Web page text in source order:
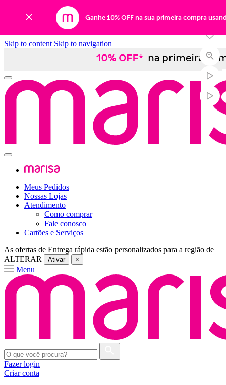
Ganhe 10% OFF na sua primeira compra
Skip to content Skip to navigation
Meus Pedidos
Nossas Lojas
Atendimento
Como comprar
Fale conosco
Cartões e Serviços
As ofertas de Entrega rápida estão personalizados para a região de
ALTERAR
Ativar ×
Menu
Fazer login
Criar conta